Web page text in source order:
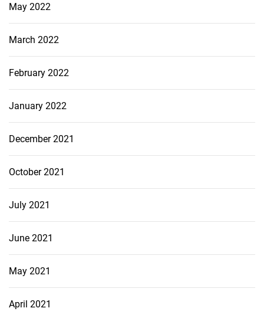
May 2022
March 2022
February 2022
January 2022
December 2021
October 2021
July 2021
June 2021
May 2021
April 2021